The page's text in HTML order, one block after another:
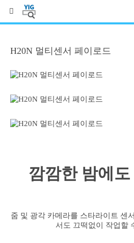
H20N 멀티센서 페이로드
깜깜한 밤에도
줌 및 광각 카메라를 스타라이트 센
서도 끄떡없이 작업할